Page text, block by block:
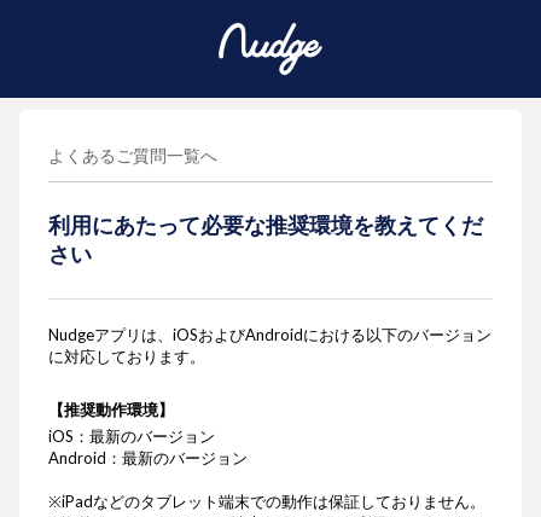
よくあるご質問一覧へ
利用にあたって必要な推奨環境を教えてくだ
さい
Nudgeアプリは、iOSおよびAndroidにおける以下のバージョン
に対応しております。
【推奨動作環境】
iOS：最新のバージョン
Android：最新のバージョン
※iPadなどのタブレット端末での動作は保証しておりません。